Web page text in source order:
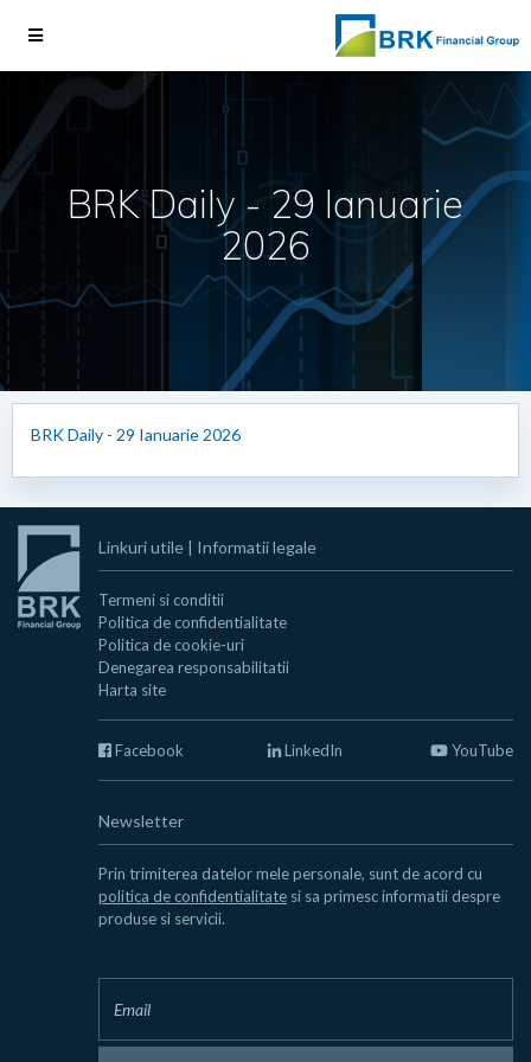
BRK Daily - 29 Ianuarie
2026
BRK Daily - 29 Ianuarie 2026
Linkuri utile | Informatii legale
Termeni si conditii
Politica de confidentialitate
Politica de cookie-uri
Denegarea responsabilitatii
Harta site
Facebook LinkedIn YouTube
Newsletter
Prin trimiterea datelor mele personale, sunt de acord cu
politica de confidentialitate si sa primesc informatii despre
produse si servicii.